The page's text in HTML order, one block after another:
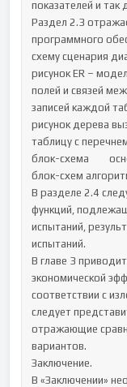
показателей и так
Раздел 2.3
программного
схему сценария
рисунок ER –
полей и связей
записей каждой
рисунок дерева
таблицу с
блок-схема	основного/расчетного	модуля,	описание
блок-схем
В разделе 2.4
функций,
испытаний,
испытаний.
В главе 3
экономической
соответствии с
следует
отражающие
вариантов.
Заключение.
В «Заключении»